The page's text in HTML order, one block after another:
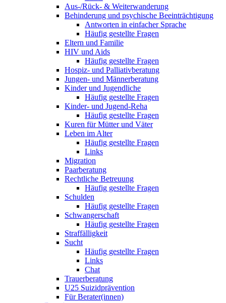
Aus-/Rück- & Weiterwanderung
Behinderung und psychische Beeinträchtigung
Antworten in einfacher Sprache
Häufig gestellte Fragen
Eltern und Familie
HIV und Aids
Häufig gestellte Fragen
Hospiz- und Palliativberatung
Jungen- und Männerberatung
Kinder und Jugendliche
Häufig gestellte Fragen
Kinder- und Jugend-Reha
Häufig gestellte Fragen
Kuren für Mütter und Väter
Leben im Alter
Häufig gestellte Fragen
Links
Migration
Paarberatung
Rechtliche Betreuung
Häufig gestellte Fragen
Schulden
Häufig gestellte Fragen
Schwangerschaft
Häufig gestellte Fragen
Straffälligkeit
Sucht
Häufig gestellte Fragen
Links
Chat
Trauerberatung
U25 Suizidprävention
Für Berater(innen)